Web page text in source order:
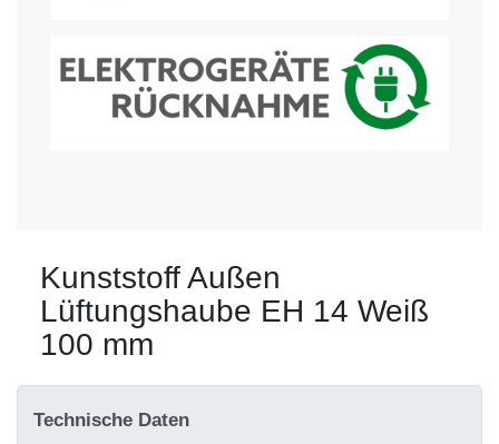
Kunststoff Außen
Lüftungshaube EH 14 Weiß
100 mm
Technische Daten